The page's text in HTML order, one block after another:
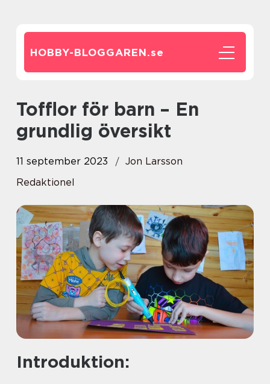
HOBBY-BLOGGAREN.se
Tofflor för barn – En
grundlig översikt
11 september 2023
Jon Larsson
Redaktionel
Introduktion: